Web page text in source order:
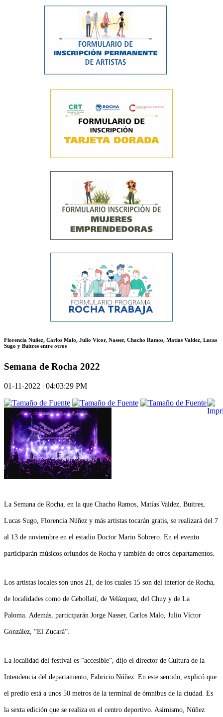
Florencia Nuñez, Carlos Malo, Julio Vícor, Nasser, Chacho Ramos, Matías Valdez, Lucas
Sugo y Buitres entre otros
Semana de Rocha 2022
01-11-2022 | 04:03:29 PM
La Semana de Rocha, en la que Chacho Ramos, Matías Valdez, Buitres,
Lucas Sugo, Florencia Núñez y más artistas tocarán gratis, se realizará del 7
al 13 de noviembre en el estadio Doctor Mario Sobrero. En el evento
participarán músicos oriundos de Rocha y también de otros departamentos.
Los artistas locales son unos 21, de los cuales 15 son del interior de Rocha,
de localidades como de Cebollatí, de Velázquez, del Chuy y de La
Paloma. Además, participarán Jorge Nasser, Carlos Malo, Julio Víctor
González, “El Zucará”.
La localidad del festival es “accesible”, dijo el director de Cultura de la
Intendencia del departamento, Fabricio Núñez En este sentido, explicó que
el predio está a unos 50 metros de la terminal de ómnibus de la ciudad. Es
la sexta edición que se realiza en el centro deportivo. Asimismo, Núñez